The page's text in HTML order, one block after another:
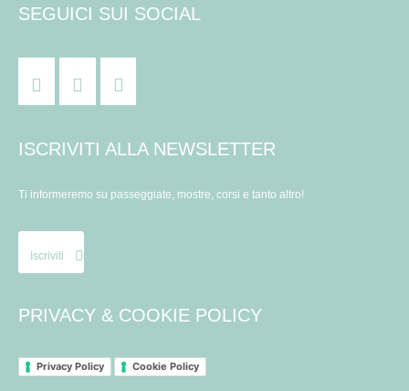
SEGUICI SUI SOCIAL
ISCRIVITI ALLA NEWSLETTER
Ti informeremo su passeggiate, mostre, corsi e tanto altro!
Iscriviti
PRIVACY & COOKIE POLICY
Privacy Policy Cookie Policy